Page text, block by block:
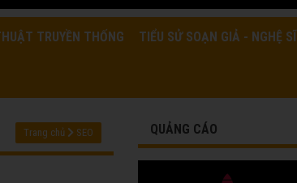
TRUYỀN THỐNG TIỂU SỬ SOẠN GIẢ - NGHỆ SĨ
Trang chủ SEO QUẢNG CÁO